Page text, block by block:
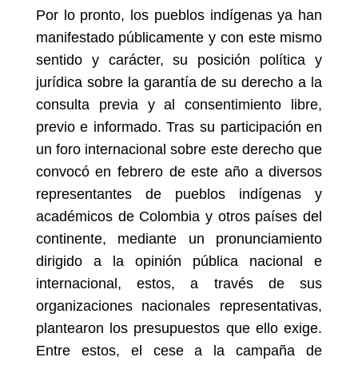
Por lo pronto, los pueblos indígenas ya han
manifestado públicamente y con este mismo
sentido y carácter, su posición política y
jurídica sobre la garantía de su derecho a la
consulta previa y al consentimiento libre,
previo e informado. Tras su participación en
un foro internacional sobre este derecho que
convocó en febrero de este año a diversos
representantes de pueblos indígenas y
académicos de Colombia y otros países del
continente, mediante un pronunciamiento
dirigido a la opinión pública nacional e
internacional, estos, a través de sus
organizaciones nacionales representativas,
plantearon los presupuestos que ello exige.
Entre estos, el cese a la campaña de